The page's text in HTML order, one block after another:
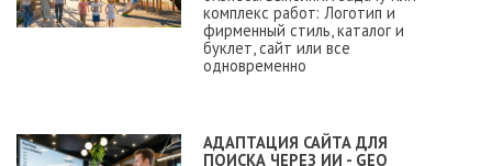
комплекс работ: Логотип и
фирменный стиль, каталог и
буклет, сайт или все
одновременно
АДАПТАЦИЯ САЙТА ДЛЯ
ПОИСКА ЧЕРЕЗ ИИ - GEO